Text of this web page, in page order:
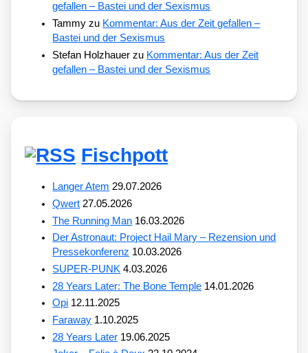
gefallen – Bastei und der Sexismus
Tammy zu Kommentar: Aus der Zeit gefallen –
Bastei und der Sexismus
Stefan Holzhauer zu Kommentar: Aus der Zeit
gefallen – Bastei und der Sexismus
Fischpott
Langer Atem 29.07.2026
Qwert 27.05.2026
The Running Man 16.03.2026
Der Astronaut: Project Hail Mary – Rezension und
Pressekonferenz 10.03.2026
SUPER-PUNK 4.03.2026
28 Years Later: The Bone Temple 14.01.2026
Opi 12.11.2025
Faraway 1.10.2025
28 Years Later 19.06.2025